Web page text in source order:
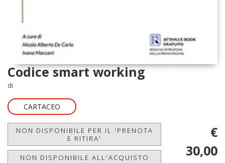
Codice smart working
di
CARTACEO
NON DISPONIBILE PER IL 'PRENOTA
E RITIRA'
NON DISPONIBILE ALL'ACQUISTO
€
30,00